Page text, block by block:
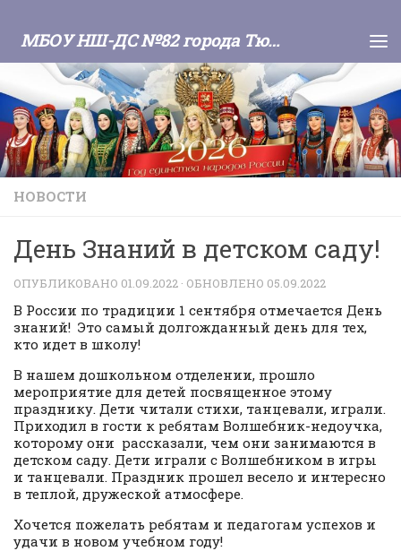
МБОУ НШ-ДС №82 города Тюмени
НОВОСТИ
День Знаний в детском саду!
ОПУБЛИКОВАНО 01.09.2022 · ОБНОВЛЕНО 05.09.2022
В России по традиции 1 сентября отмечается День
знаний! Это самый долгожданный день для тех,
кто идет в школу!
В нашем дошкольном отделении, прошло
мероприятие для детей посвященное этому
празднику. Дети читали стихи, танцевали, играли.
Приходил в гости к ребятам Волшебник-недоучка,
которому они рассказали, чем они занимаются в
детском саду. Дети играли с Волшебником в игры
и танцевали. Праздник прошел весело и интересно
в теплой, дружеской атмосфере.
Хочется пожелать ребятам и педагогам успехов и
удачи в новом учебном году!